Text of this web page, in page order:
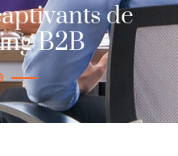
de
B2B